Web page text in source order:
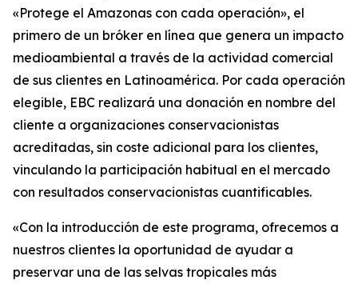
«Protege el Amazonas con cada operación», el
primero de un bróker en línea que genera un impacto
medioambiental a través de la actividad comercial
de sus clientes en Latinoamérica. Por cada operación
elegible, EBC realizará una donación en nombre del
cliente a organizaciones conservacionistas
acreditadas, sin coste adicional para los clientes,
vinculando la participación habitual en el mercado
con resultados conservacionistas cuantificables.
«Con la introducción de este programa, ofrecemos a
nuestros clientes la oportunidad de ayudar a
preservar una de las selvas tropicales más